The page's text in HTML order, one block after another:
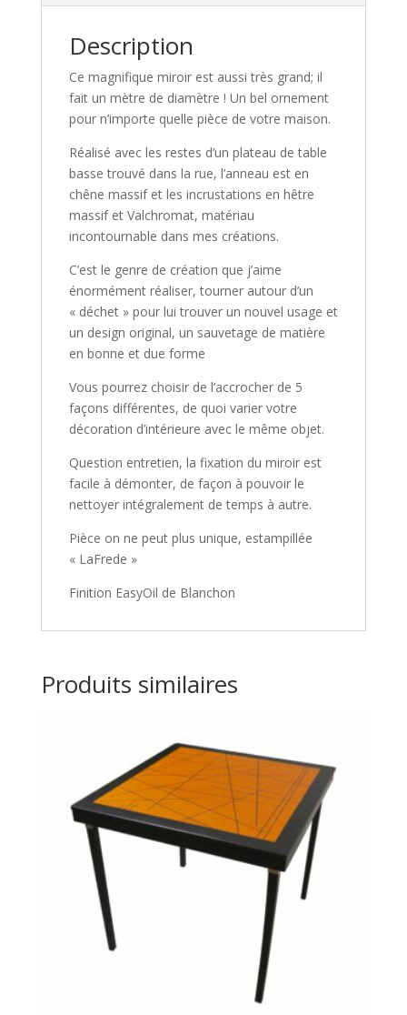
Description
Ce magnifique miroir est aussi très grand; il
fait un mètre de diamètre ! Un bel ornement
pour n’importe quelle pièce de votre maison.
Réalisé avec les restes d’un plateau de table
basse trouvé dans la rue, l’anneau est en
chêne massif et les incrustations en hêtre
massif et Valchromat, matériau
incontournable dans mes créations.
C’est le genre de création que j’aime
énormément réaliser, tourner autour d’un
« déchet » pour lui trouver un nouvel usage et
un design original, un sauvetage de matière
en bonne et due forme
Vous pourrez choisir de l’accrocher de 5
façons différentes, de quoi varier votre
décoration d’intérieure avec le même objet.
Question entretien, la fixation du miroir est
facile à démonter, de façon à pouvoir le
nettoyer intégralement de temps à autre.
Pièce on ne peut plus unique, estampillée
« LaFrede »
Finition EasyOil de Blanchon
Produits similaires